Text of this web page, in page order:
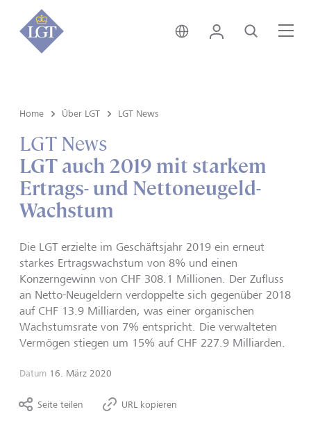
Schweiz • Deutsch
Login Suche
Home Über LGT LGT News
LGT News
LGT auch 2019 mit starkem
Ertrags- und Nettoneugeld-
Wachstum
Die LGT erzielte im Geschäftsjahr 2019 ein erneut
starkes Ertragswachstum von 8% und einen
Konzerngewinn von CHF 308.1 Millionen. Der Zufluss
an Netto-Neugeldern verdoppelte sich gegenüber 2018
auf CHF 13.9 Milliarden, was einer organischen
Wachstumsrate von 7% entspricht. Die verwalteten
Vermögen stiegen um 15% auf CHF 227.9 Milliarden.
Datum 16. März 2020
Seite teilen URL kopieren